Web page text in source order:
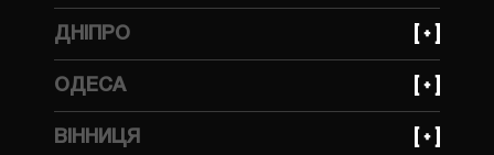
вулиця Стрийська, 45 Ж
ДНІПРО
просп. Богдана Хмельницького, 148А
ОДЕСА
вулиця Тракторна, 1А
ВІННИЦЯ